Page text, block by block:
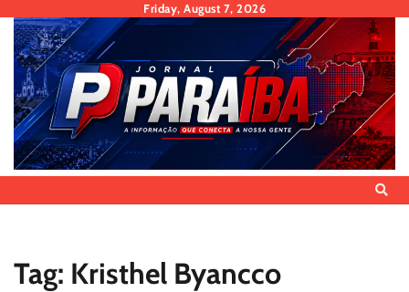
content
Friday, August 7, 2026
Tag: Kristhel Byancco